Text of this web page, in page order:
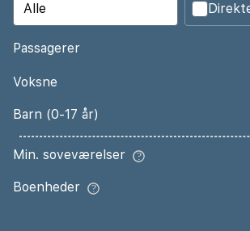
Passagerer
Voksne
Barn (0-17 år)
Min. soveværelser
Boenheder